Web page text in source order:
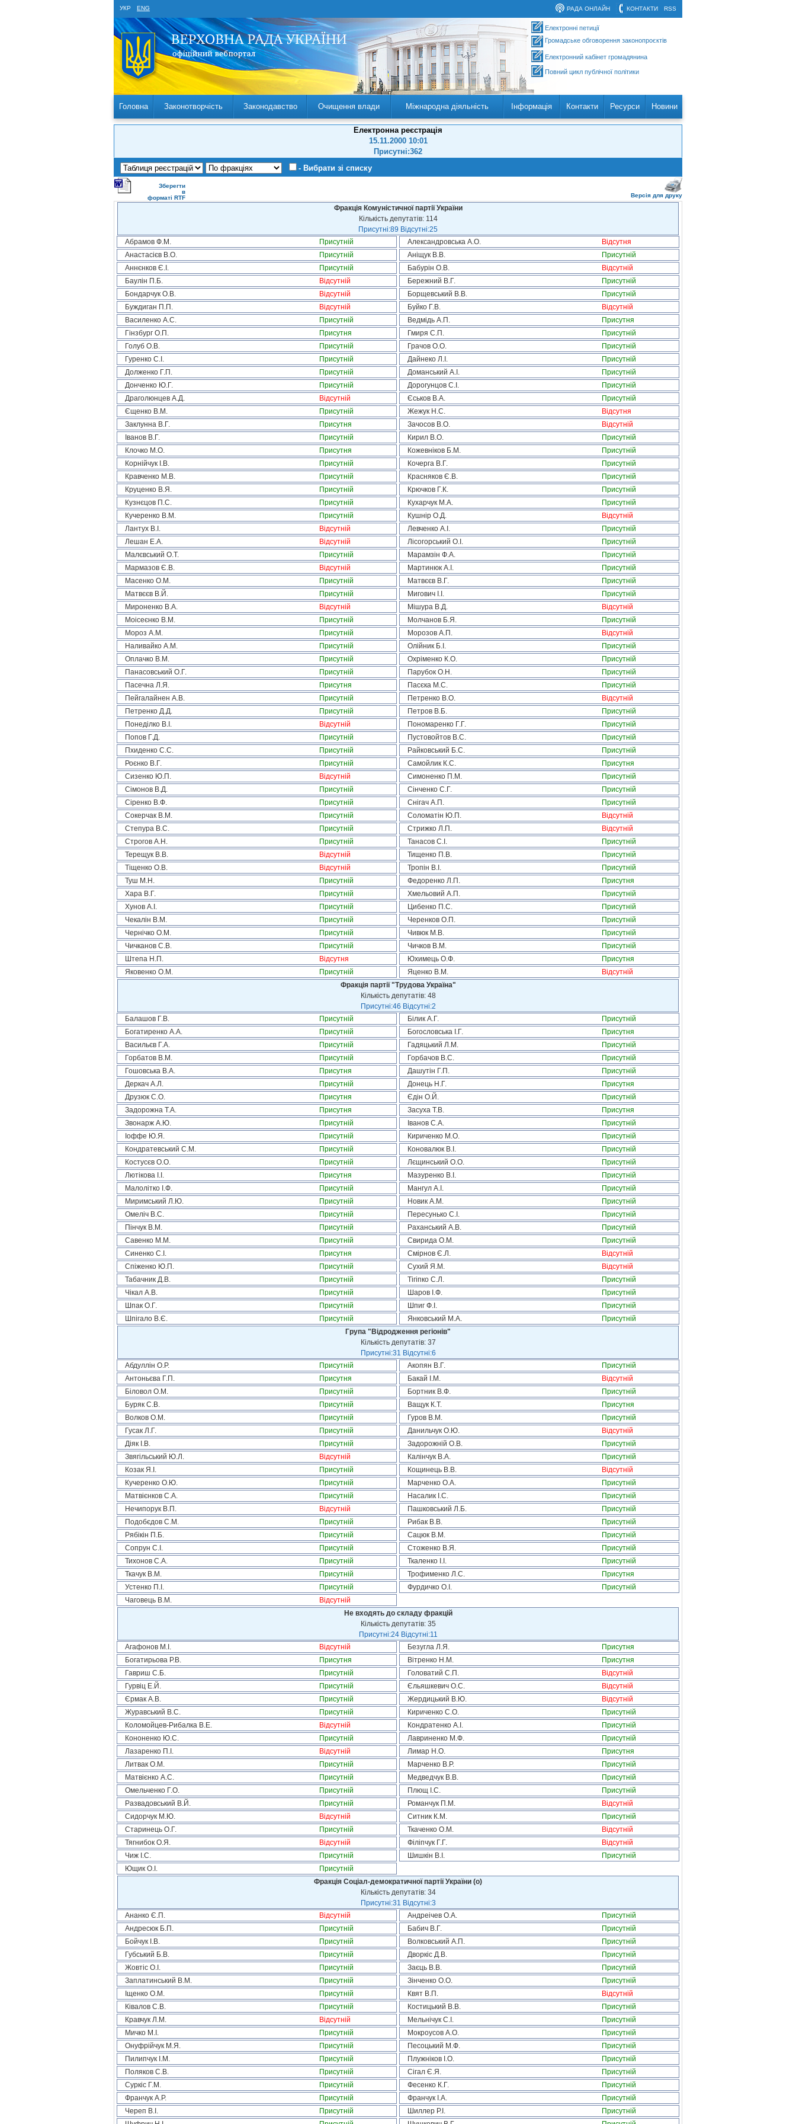
УКР ENG RSS
КОНТАКТИ
РАДА ОНЛАЙН
Електронні петиції
Громадське обговорення законопроєктів
Електронний кабінет громадянина
Повний цикл публічної політики
Головна Законотворчість Законодавство Очищення влади Міжнародна діяльність Інформація Контакти Ресурси Новини
Електронна реєстрація
15.11.2000 10:01
Присутні:362
- Вибрати зі списку
Зберегти
в
форматі RTF
Версія для друку
Фракція Комуністичної партії України
Кількість депутатів: 114
Присутні:89 Відсутні:25
Абрамов Ф.М.
Присутній Александровська А.О.
Відсутня
Анастасієв В.О.
Присутній Аніщук В.В.
Присутній
Аннєнков Є.І.
Присутній Бабурін О.В.
Відсутній
Баулін П.Б.
Відсутній Бережний В.Г.
Присутній
Бондарчук О.В.
Відсутній Борщевський В.В.
Присутній
Буждиган П.П.
Відсутній Буйко Г.В.
Відсутній
Василенко А.С.
Присутній Ведмідь А.П.
Присутня
Гінзбург О.П.
Присутня Гмиря С.П.
Присутній
Голуб О.В.
Присутній Грачов О.О.
Присутній
Гуренко С.І.
Присутній Дайнеко Л.І.
Присутній
Долженко Г.П.
Присутній Доманський А.І.
Присутній
Донченко Ю.Г.
Присутній Дорогунцов С.І.
Присутній
Драголюнцев А.Д.
Відсутній Єськов В.А.
Присутній
Єщенко В.М.
Присутній Жежук Н.С.
Відсутня
Заклунна В.Г.
Присутня Зачосов В.О.
Відсутній
Іванов В.Г.
Присутній Кирил В.О.
Присутній
Клочко М.О.
Присутня Кожевніков Б.М.
Присутній
Корнійчук І.В.
Присутній Кочерга В.Г.
Присутній
Кравченко М.В.
Присутній Красняков Є.В.
Присутній
Круценко В.Я.
Присутній Крючков Г.К.
Присутній
Кузнєцов П.С.
Присутній Кухарчук М.А.
Присутній
Кучеренко В.М.
Присутній Кушнір О.Д.
Відсутній
Лантух В.І.
Відсутній Левченко А.І.
Присутній
Лешан Е.А.
Відсутній Лісогорський О.І.
Присутній
Малєвський О.Т.
Присутній Марамзін Ф.А.
Присутній
Мармазов Є.В.
Відсутній Мартинюк А.І.
Присутній
Масенко О.М.
Присутній Матвєєв В.Г.
Присутній
Матвєєв В.Й.
Присутній Мигович І.І.
Присутній
Мироненко В.А.
Відсутній Мішура В.Д.
Відсутній
Моісеєнко В.М.
Присутній Молчанов Б.Я.
Присутній
Мороз А.М.
Присутній Морозов А.П.
Відсутній
Наливайко А.М.
Присутній Олійник Б.І.
Присутній
Оплачко В.М.
Присутній Охріменко К.О.
Присутній
Панасовський О.Г.
Присутній Парубок О.Н.
Присутній
Пасечна Л.Я.
Присутня Пасєка М.С.
Присутній
Пейгалайнен А.В.
Присутній Петренко В.О.
Відсутній
Петренко Д.Д.
Присутній Петров В.Б.
Присутній
Понеділко В.І.
Відсутній Пономаренко Г.Г.
Присутній
Попов Г.Д.
Присутній Пустовойтов В.С.
Присутній
Пхиденко С.С.
Присутній Райковський Б.С.
Присутній
Роєнко В.Г.
Присутній Самойлик К.С.
Присутня
Сизенко Ю.П.
Відсутній Симоненко П.М.
Присутній
Сімонов В.Д.
Присутній Сінченко С.Г.
Присутній
Сіренко В.Ф.
Присутній Снігач А.П.
Присутній
Сокерчак В.М.
Присутній Соломатін Ю.П.
Відсутній
Степура В.С.
Присутній Стрижко Л.П.
Відсутній
Строгов А.Н.
Присутній Танасов С.І.
Присутній
Терещук В.В.
Відсутній Тищенко П.В.
Присутній
Тіщенко О.В.
Відсутній Тропін В.І.
Присутній
Туш М.Н.
Присутній Федоренко Л.П.
Присутня
Хара В.Г.
Присутній Хмельовий А.П.
Присутній
Хунов А.І.
Присутній Цибенко П.С.
Присутній
Чекалін В.М.
Присутній Черенков О.П.
Присутній
Чернічко О.М.
Присутній Чивюк М.В.
Присутній
Чичканов С.В.
Присутній Чичков В.М.
Присутній
Штепа Н.П.
Відсутня Юхимець О.Ф.
Присутня
Яковенко О.М.
Присутній Яценко В.М.
Відсутній
Фракція партії "Трудова Україна"
Кількість депутатів: 48
Присутні:46 Відсутні:2
Балашов Г.В.
Присутній Білик А.Г.
Присутній
Богатиренко А.А.
Присутній Богословська І.Г.
Присутня
Васильєв Г.А.
Присутній Гадяцький Л.М.
Присутній
Горбатов В.М.
Присутній Горбачов В.С.
Присутній
Гошовська В.А.
Присутня Дашутін Г.П.
Присутній
Деркач А.Л.
Присутній Донець Н.Г.
Присутня
Друзюк С.О.
Присутня Єдін О.Й.
Присутній
Задорожна Т.А.
Присутня Засуха Т.В.
Присутня
Звонарж А.Ю.
Присутній Іванов С.А.
Присутній
Іоффе Ю.Я.
Присутній Кириченко М.О.
Присутній
Кондратевський С.М.
Присутній Коновалюк В.І.
Присутній
Костусєв О.О.
Присутній Лєщинський О.О.
Присутній
Лютікова І.І.
Присутня Мазуренко В.І.
Присутній
Малолітко І.Ф.
Присутній Мангул А.І.
Присутній
Миримський Л.Ю.
Присутній Новик А.М.
Присутній
Омеліч В.С.
Присутній Пересунько С.І.
Присутній
Пінчук В.М.
Присутній Раханський А.В.
Присутній
Савенко М.М.
Присутній Свирида О.М.
Присутній
Синенко С.І.
Присутня Смірнов Є.Л.
Відсутній
Спіженко Ю.П.
Присутній Сухий Я.М.
Відсутній
Табачник Д.В.
Присутній Тігіпко С.Л.
Присутній
Чікал А.В.
Присутній Шаров І.Ф.
Присутній
Шпак О.Г.
Присутній Шпиг Ф.І.
Присутній
Шпігало В.Є.
Присутній Янковський М.А.
Присутній
Група "Відродження регіонів"
Кількість депутатів: 37
Присутні:31 Відсутні:6
Абдуллін О.Р.
Присутній Акопян В.Г.
Присутній
Антоньєва Г.П.
Присутня Бакай І.М.
Відсутній
Біловол О.М.
Присутній Бортник В.Ф.
Присутній
Буряк С.В.
Присутній Ващук К.Т.
Присутня
Волков О.М.
Присутній Гуров В.М.
Присутній
Гусак Л.Г.
Присутній Данильчук О.Ю.
Відсутній
Діяк І.В.
Присутній Задорожній О.В.
Присутній
Звягільський Ю.Л.
Відсутній Калінчук В.А.
Присутній
Козак Я.І.
Присутній Кощинець В.В.
Відсутній
Кучеренко О.Ю.
Присутній Марченко О.А.
Присутній
Матвієнков С.А.
Присутній Насалик І.С.
Присутній
Нечипорук В.П.
Відсутній Пашковський Л.Б.
Присутній
Подобєдов С.М.
Присутній Рибак В.В.
Присутній
Рябікін П.Б.
Присутній Сацюк В.М.
Присутній
Сопрун С.І.
Присутній Стоженко В.Я.
Присутній
Тихонов С.А.
Присутній Ткаленко І.І.
Присутній
Ткачук В.М.
Присутній Трофименко Л.С.
Присутня
Устенко П.І.
Присутній Фурдичко О.І.
Присутній
Чаговець В.М.
Відсутній
Не входять до складу фракцій
Кількість депутатів: 35
Присутні:24 Відсутні:11
Агафонов М.І.
Відсутній Безугла Л.Я.
Присутня
Богатирьова Р.В.
Присутня Вітренко Н.М.
Присутня
Гавриш С.Б.
Присутній Головатий С.П.
Відсутній
Гурвіц Е.Й.
Присутній Єльяшкевич О.С.
Відсутній
Єрмак А.В.
Присутній Жердицький В.Ю.
Відсутній
Журавський В.С.
Присутній Кириченко С.О.
Присутній
Коломойцев-Рибалка В.Е.
Відсутній Кондратенко А.І.
Присутній
Кононенко Ю.С.
Присутній Лавриненко М.Ф.
Присутній
Лазаренко П.І.
Відсутній Лимар Н.О.
Присутня
Литвак О.М.
Присутній Марченко В.Р.
Присутній
Матвієнко А.С.
Присутній Медведчук В.В.
Присутній
Омельченко Г.О.
Присутній Плющ І.С.
Присутній
Развадовський В.Й.
Присутній Романчук П.М.
Відсутній
Сидорчук М.Ю.
Відсутній Ситник К.М.
Присутній
Старинець О.Г.
Присутній Ткаченко О.М.
Відсутній
Тягнибок О.Я.
Відсутній Філіпчук Г.Г.
Відсутній
Чиж І.С.
Присутній Шишкін В.І.
Присутній
Ющик О.І.
Присутній
Фракція Соціал-демократичної партії України (о)
Кількість депутатів: 34
Присутні:31 Відсутні:3
Ананко Є.П.
Відсутній Андреічев О.А.
Присутній
Андресюк Б.П.
Присутній Бабич В.Г.
Присутній
Бойчук І.В.
Присутній Волковський А.П.
Присутній
Губський Б.В.
Присутній Дворкіс Д.В.
Присутній
Жовтіс О.І.
Присутній Заєць В.В.
Присутній
Заплатинський В.М.
Присутній Зінченко О.О.
Присутній
Іщенко О.М.
Присутній Квят В.П.
Відсутній
Ківалов С.В.
Присутній Костицький В.В.
Присутній
Кравчук Л.М.
Відсутній Мельнічук С.І.
Присутній
Мичко М.І.
Присутній Мокроусов А.О.
Присутній
Онуфрійчук М.Я.
Присутній Песоцький М.Ф.
Присутній
Пилипчук І.М.
Присутній Плужніков І.О.
Присутній
Поляков С.В.
Присутній Сігал Є.Я.
Присутній
Суркіс Г.М.
Присутній Фесенко К.Г.
Присутній
Франчук А.Р.
Присутній Франчук І.А.
Присутній
Череп В.І.
Присутній Шиллер Р.І.
Присутній